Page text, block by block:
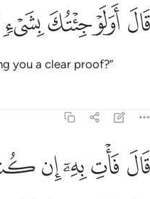
قال اولو جيتك بشيء مبين ٣٠
قَالَ أَوَلَوْ جِئْتُكَ بِشَىْءٍۢ مُّبِينٍۢ ٣٠
ﲖ ﲗﲘﲙ
you a clear proof?”
قال فات به ان كنت من الصادقين ٣١
قَالَ فَأْتِ بِهِۦٓ إِن كُنتَ مِنَ
ﲜﲝﲞﲟ